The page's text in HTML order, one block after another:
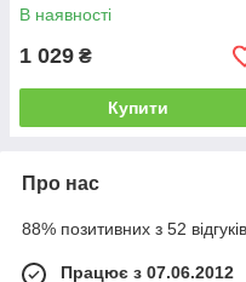
В наявності
1 029 ₴
Купити
Про нас
88% позитивних з 52
Працює з 07.06.2012